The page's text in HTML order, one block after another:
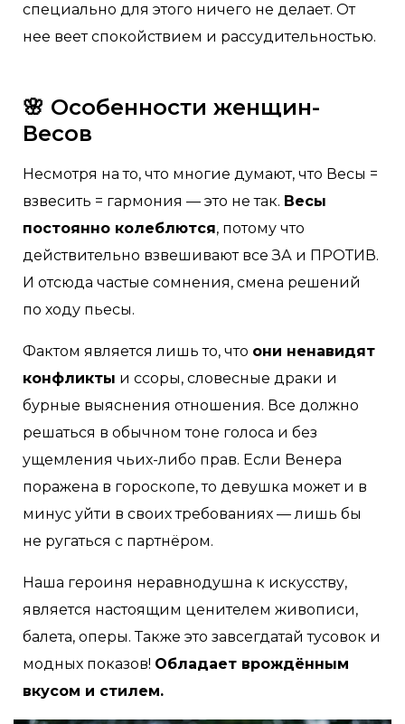
специально для этого ничего не делает. От
нее веет спокойствием и рассудительностью.
🌸 Особенности женщин-
Весов
Несмотря на то, что многие думают, что Весы =
взвесить = гармония — это не так. Весы
постоянно колеблются, потому что
действительно взвешивают все ЗА и ПРОТИВ.
И отсюда частые сомнения, смена решений
по ходу пьесы.
Фактом является лишь то, что они ненавидят
конфликты и ссоры, словесные драки и
бурные выяснения отношения. Все должно
решаться в обычном тоне голоса и без
ущемления чьих-либо прав. Если Венера
поражена в гороскопе, то девушка может и в
минус уйти в своих требованиях — лишь бы
не ругаться с партнёром.
Наша героиня неравнодушна к искусству,
является настоящим ценителем живописи,
балета, оперы. Также это завсегдатай тусовок и
модных показов! Обладает врождённым
вкусом и стилем.